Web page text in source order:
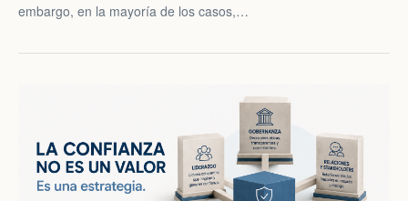
embargo, en la mayoría de los casos,…